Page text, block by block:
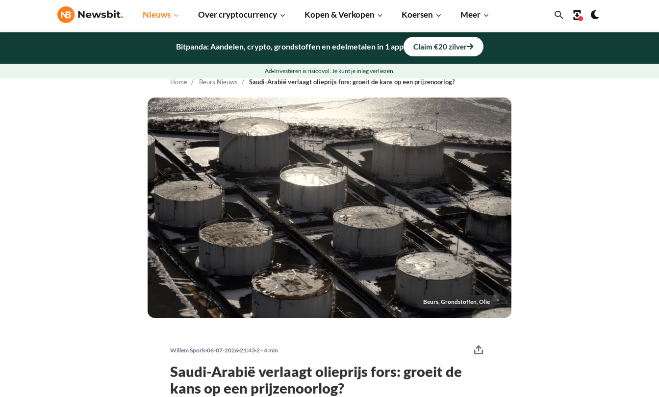
Nieuws Over cryptocurrency Kopen & Verkopen Koersen Meer
Home Beurs Nieuws Saudi-Arabië verlaagt olieprijs fors: groeit de kans op een prijzenoorlog?
Beurs, Grondstoffen, Olie
Bitpanda: Aandelen, crypto, grondstoffen en edelmetalen in 1 app Claim €20 zilver
Ad Investeren is risicovol. Je kunt je inleg verliezen.
Willem Spork 06-07-2026 21:43 2 - 4 min
Saudi-Arabië verlaagt olieprijs fors: groeit de
kans op een prijzenoorlog?